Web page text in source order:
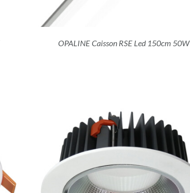
OPALINE Caisson RSE Led 150cm 50W